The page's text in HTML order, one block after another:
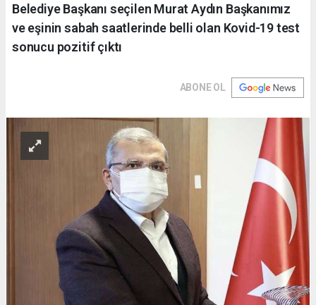
Belediye Başkanı seçilen Murat Aydın Başkanımız
ve eşinin sabah saatlerinde belli olan Kovid-19 test
sonucu pozitif çıktı
ABONE OL